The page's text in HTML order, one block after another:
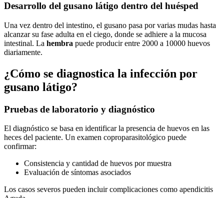
Desarrollo del gusano látigo dentro del huésped
Una vez dentro del intestino, el gusano pasa por varias mudas hasta
alcanzar su fase adulta en el ciego, donde se adhiere a la mucosa
intestinal. La hembra puede producir entre 2000 a 10000 huevos
diariamente.
¿Cómo se diagnostica la infección por
gusano látigo?
Pruebas de laboratorio y diagnóstico
El diagnóstico se basa en identificar la presencia de huevos en las
heces del paciente. Un examen coproparasitológico puede
confirmar:
Consistencia y cantidad de huevos por muestra
Evaluación de síntomas asociados
Los casos severos pueden incluir complicaciones como apendicitis